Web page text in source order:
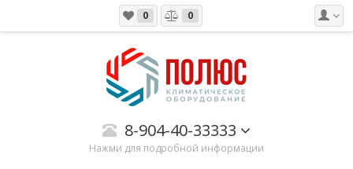
0 0
8-904-40-33333
Нажми для подробной информации